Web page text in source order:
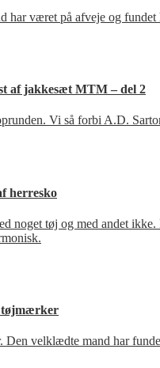
har været på afveje og
af jakkesæt MTM – del 2
Vi så forbi A.D.
herresko
noget tøj og med andet
tøjmærker
Den velklædte mand har